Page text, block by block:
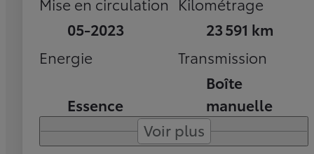
05-2023
23 591 km
Energie
Essence
Transmission
Boîte
manuelle
Voir plus